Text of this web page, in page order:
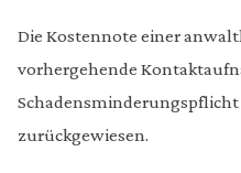
Die Kostennote einer
vorhergehende
zurückgewiesen.